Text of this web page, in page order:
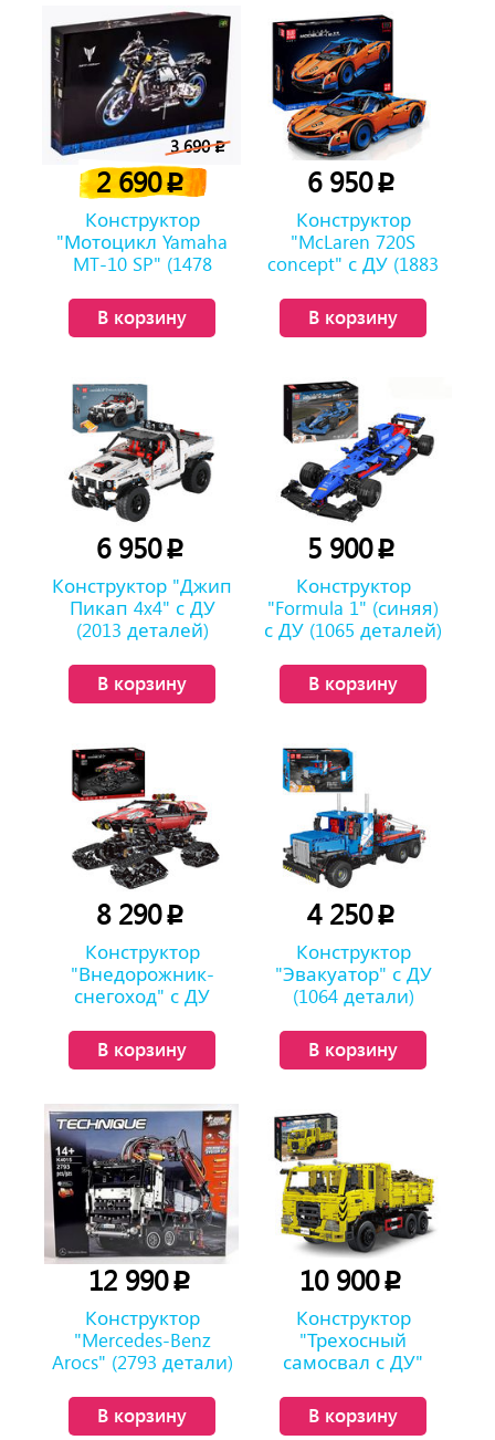
3 690p
2 690p
Конструктор
"Мотоцикл Yamaha
MT-10 SP" (1478
В корзину
6 950p
Конструктор
"McLaren 720S
concept" с ДУ (1883
В корзину
6 950p
Конструктор "Джип
Пикап 4x4" с ДУ
(2013 деталей)
В корзину
5 900p
Конструктор
"Formula 1" (синяя)
с ДУ (1065 деталей)
В корзину
8 290p
Конструктор
"Внедорожник-
снегоход" с ДУ
В корзину
4 250p
Конструктор
"Эвакуатор" с ДУ
(1064 детали)
В корзину
12 990p
Конструктор
"Mercedes-Benz
Arocs" (2793 детали)
В корзину
10 900p
Конструктор
"Трехосный
самосвал с ДУ"
В корзину